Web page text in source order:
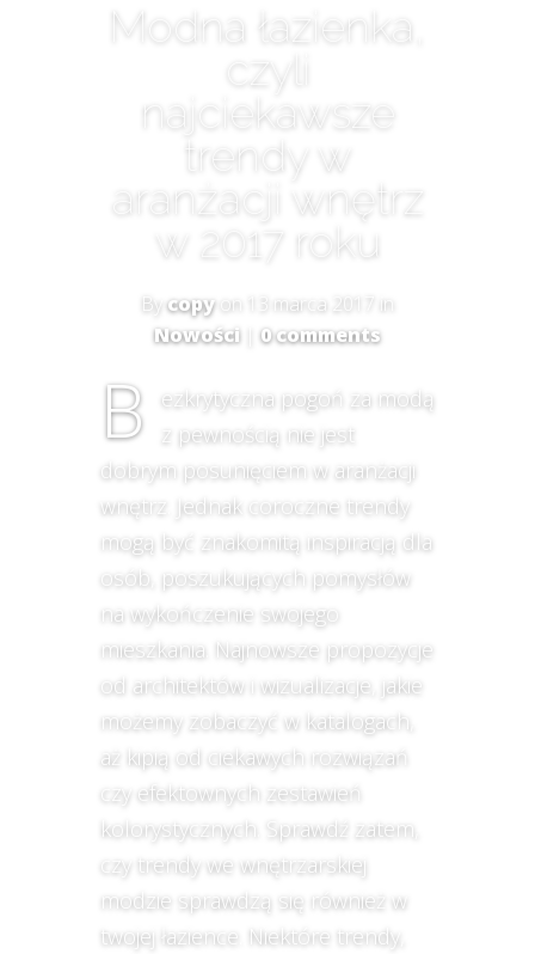
Modna łazienka,
czyli
najciekawsze
trendy w
aranżacji wnętrz
w 2017 roku
Bycopyon 13 marca 2017 in
Nowości|0 comments
B
ezkrytyczna pogoń za modą
z pewnością nie jest
dobrym posunięciem w aranżacji
wnętrz. Jednak coroczne trendy
mogą być znakomitą inspiracją dla
osób, poszukujących pomysłów
na wykończenie swojego
mieszkania. Najnowsze propozycje
od architektów i wizualizacje, jakie
możemy zobaczyć w katalogach,
aż kipią od ciekawych rozwiązań
czy efektownych zestawień
kolorystycznych. Sprawdź zatem,
czy trendy we wnętrzarskiej
modzie sprawdzą się również w
twojej łazience. Niektóre trendy,